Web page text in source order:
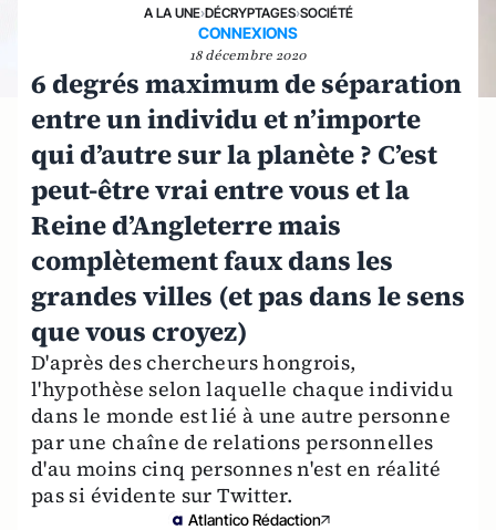
A LA UNE›DÉCRYPTAGES›SOCIÉTÉ
CONNEXIONS
18 décembre 2020
6 degrés maximum de séparation
entre un individu et n’importe
qui d’autre sur la planète ? C’est
peut-être vrai entre vous et la
Reine d’Angleterre mais
complètement faux dans les
grandes villes (et pas dans le sens
que vous croyez)
D'après des chercheurs hongrois,
l'hypothèse selon laquelle chaque individu
dans le monde est lié à une autre personne
par une chaîne de relations personnelles
d'au moins cinq personnes n'est en réalité
pas si évidente sur Twitter.
Atlantico Rédaction